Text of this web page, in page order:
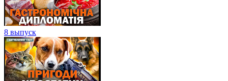
8 выпуск